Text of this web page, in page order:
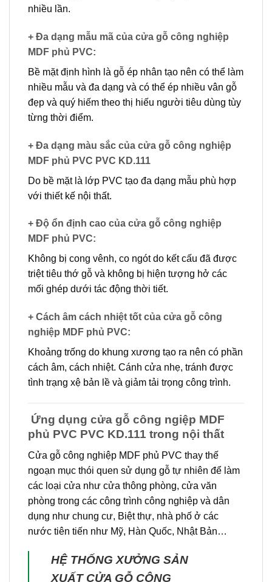
nhiều lần.
+ Đa dạng mẫu mã của cửa gỗ công nghiệp
MDF phủ PVC:
Bề mặt định hình là gỗ ép nhân tạo nên có thể làm
nhiều mẫu và đa dạng và có thể ép nhiều vân gỗ
đẹp và quý hiếm theo thị hiếu người tiêu dùng tùy
từng thời điểm.
+ Đa dạng màu sắc của cửa gỗ công nghiệp
MDF phủ PVC PVC KD.111
Do bề mặt là lớp PVC tạo đa dạng mẫu phù hợp
với thiết kế nội thất.
+ Độ ổn định cao của cửa gỗ công nghiệp
MDF phủ PVC:
Không bị cong vênh, co ngót do kết cấu đã được
triệt tiêu thớ gỗ và không bị hiện tượng hở các
mối ghép dưới tác động thời tiết.
+ Cách âm cách nhiệt tốt của cửa gỗ công
nghiệp MDF phủ PVC:
Khoảng trống do khung xương tạo ra nên có phần
cách âm, cách nhiệt. Cánh cửa nhẹ, tránh được
tình trạng xệ bản lề và giảm tải trọng công trình.
Ứng dụng cửa gỗ công ngiệp MDF
phủ PVC PVC KD.111 trong nội thất
Cửa gỗ công nghiệp MDF phủ PVC thay thế
ngoạn mục thói quen sử dụng gỗ tự nhiên để làm
các loại cửa như cửa thông phòng, cửa văn
phòng trong các công trình công nghiệp và dân
dụng như chung cư, Biệt thự, nhà phố ở các
nước tiên tiến như Mỹ, Hàn Quốc, Nhật Bản…
HỆ THỐNG XƯỞNG SẢN
XUẤT CỬA GỖ CÔNG